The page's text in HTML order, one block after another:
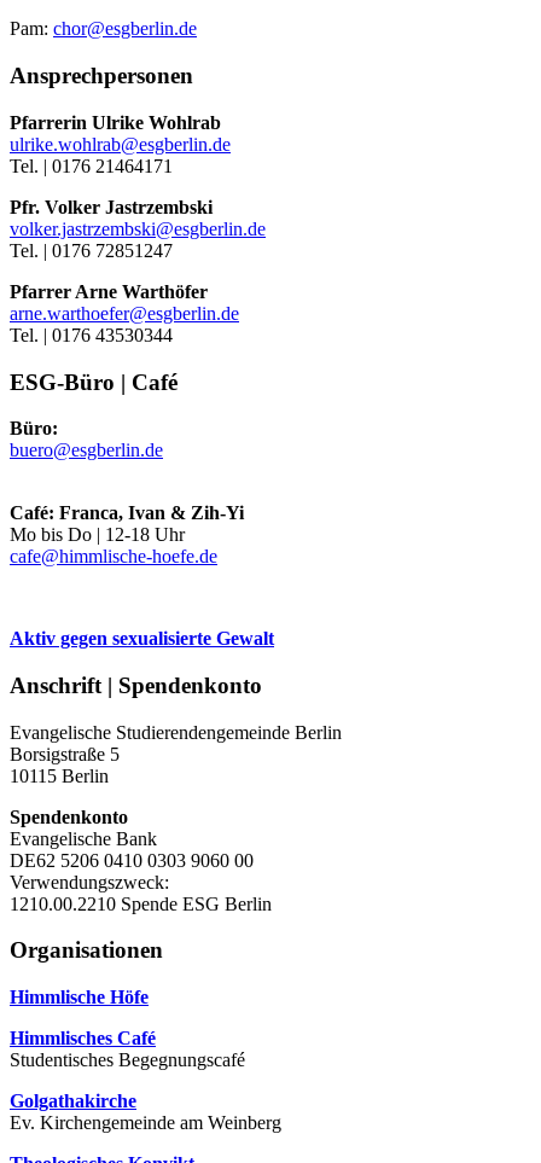
Pam: chor@esgberlin.de
Ansprechpersonen
Pfarrerin Ulrike Wohlrab
ulrike.wohlrab@esgberlin.de
Tel. | 0176 21464171
Pfr. Volker Jastrzembski
volker.jastrzembski@esgberlin.de
Tel. | 0176 72851247
Pfarrer Arne Warthöfer
arne.warthoefer@esgberlin.de
Tel. | 0176 43530344
ESG-Büro | Café
Büro:
buero@esgberlin.de
Café: Franca, Ivan & Zih-Yi
Mo bis Do | 12-18 Uhr
cafe@himmlische-hoefe.de
Aktiv gegen sexualisierte Gewalt
Anschrift | Spendenkonto
Evangelische Studierendengemeinde Berlin
Borsigstraße 5
10115 Berlin
Spendenkonto
Evangelische Bank
DE62 5206 0410 0303 9060 00
Verwendungszweck:
1210.00.2210 Spende ESG Berlin
Organisationen
Himmlische Höfe
Himmlisches Café
Studentisches Begegnungscafé
Golgathakirche
Ev. Kirchengemeinde am Weinberg